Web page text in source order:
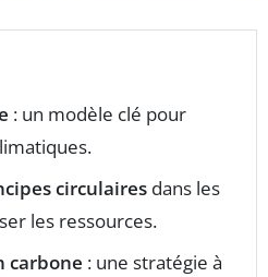
: un modèle clé pour
circulaires dans les
les ressources.
carbone : une stratégie à